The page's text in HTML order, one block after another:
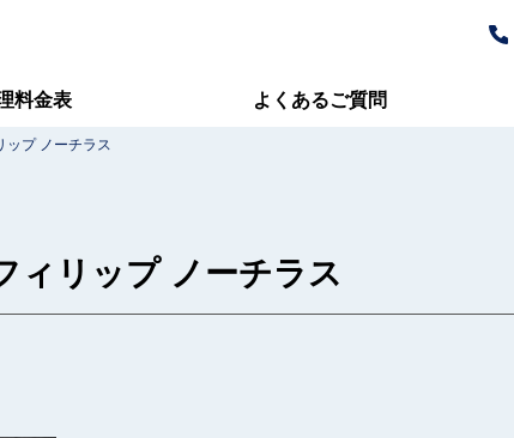
料金表 よくあるご質問
ップ ノーチラス
ィリップ ノーチラス